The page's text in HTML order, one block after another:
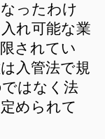
ったわけ
れ可能な業
されてい
入管法で規
はなく法
められて